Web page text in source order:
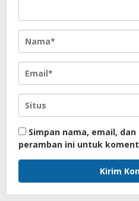
Simpan nama, email,
peramban ini untuk